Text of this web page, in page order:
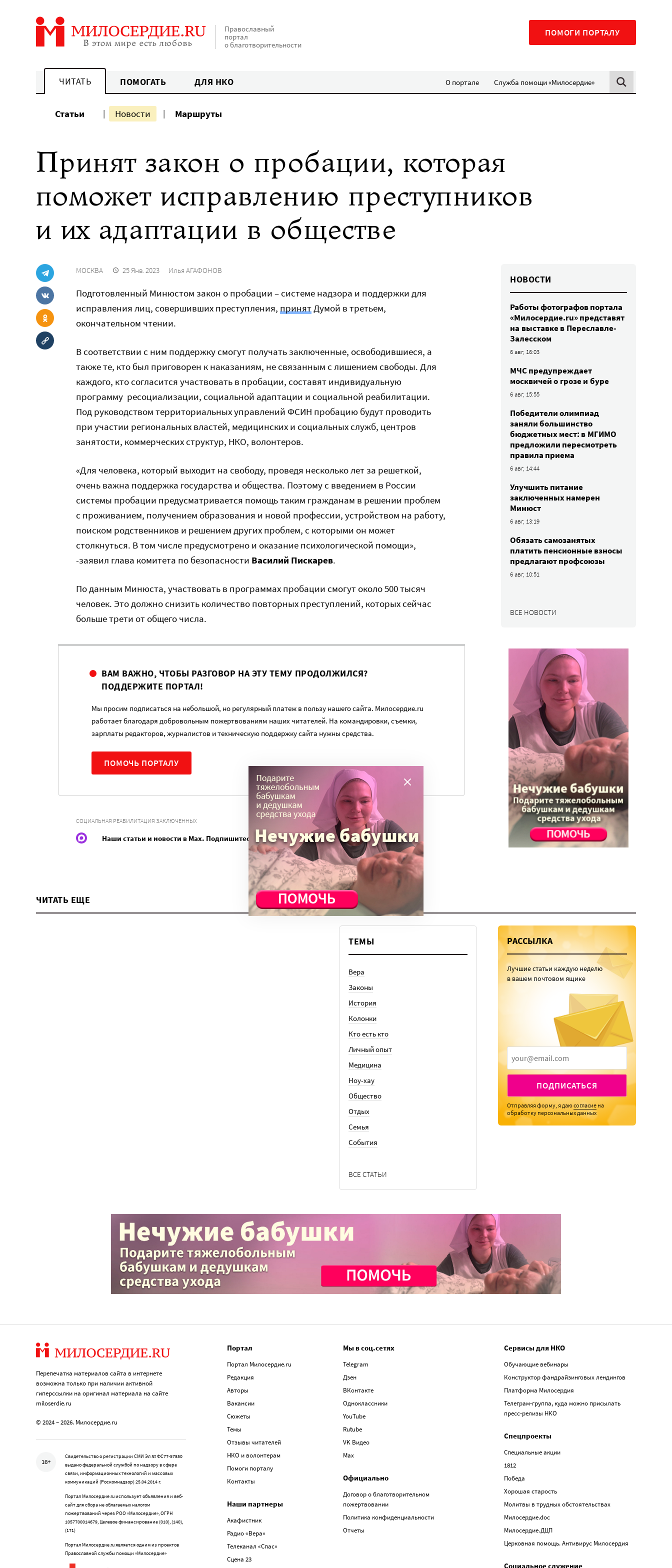
Православный
портал
о благотворительности
ПОМОГИ ПОРТАЛУ
ЧИТАТЬ ПОМОГАТЬ ДЛЯ НКО О портале Служба помощи «Милосердие»
Статьи Новости Маршруты
Принят закон о пробации, которая
поможет исправлению преступников
и их адаптации в обществе
МОСКВА 25 Янв. 2023 Илья АГАФОНОВ
Подготовленный Минюстом закон о пробации – системе надзора и поддержки для
исправления лиц, совершивших преступления, принятДумой в третьем,
окончательном чтении.
В соответствии с ним поддержку смогут получать заключенные, освободившиеся, а
также те, кто был приговорен к наказаниям, не связанным с лишением свободы. Для
каждого, кто согласится участвовать в пробации, составят индивидуальную
программу ресоциализации, социальной адаптации и социальной реабилитации.
Под руководством территориальных управлений ФСИН пробацию будут проводить
при участии региональных властей, медицинских и социальных служб, центров
занятости, коммерческих структур, НКО, волонтеров.
«Для человека, который выходит на свободу, проведя несколько лет за решеткой,
очень важна поддержка государства и общества. Поэтому с введением в России
системы пробации предусматривается помощь таким гражданам в решении проблем
с проживанием, получением образования и новой профессии, устройством на работу,
поиском родственников и решением других проблем, с которыми он может
столкнуться. В том числе предусмотрено и оказание психологической помощи»,
-заявил глава комитета по безопасности Василий Пискарев.
По данным Минюста, участвовать в программах пробации смогут около 500 тысяч
человек. Это должно снизить количество повторных преступлений, которых сейчас
больше трети от общего числа.
ВАМ ВАЖНО, ЧТОБЫ РАЗГОВОР НА ЭТУ ТЕМУ ПРОДОЛЖИЛСЯ?
ПОДДЕРЖИТЕ ПОРТАЛ!
Мы просим подписаться на небольшой, но регулярный платеж в пользу нашего сайта. Милосердие.ru
работает благодаря добровольным пожертвованиям наших читателей. На командировки, съемки,
зарплаты редакторов, журналистов и техническую поддержку сайта нужны средства.
ПОМОЧЬ ПОРТАЛУ
СОЦИАЛЬНАЯ РЕАБИЛИТАЦИЯ ЗАКЛЮЧЕННЫХ
Наши статьи и новости в Max. Подпишитесь
НОВОСТИ
Работы фотографов портала
«Милосердие.ru» представят
на выставке в Переславле-
Залесском
6 авг, 16:03
МЧС предупреждает
москвичей о грозе и буре
6 авг, 15:55
Победители олимпиад
заняли большинство
бюджетных мест: в МГИМО
предложили пересмотреть
правила приема
6 авг, 14:44
Улучшить питание
заключенных намерен
Минюст
6 авг, 13:19
Обязать самозанятых
платить пенсионные взносы
предлагают профсоюзы
6 авг, 10:51
ВСЕ НОВОСТИ
ЧИТАТЬ ЕЩЕ
ТЕМЫ
Вера
Законы
История
Колонки
Кто есть кто
Личный опыт
Медицина
Ноу-хау
Общество
Отдых
Семья
События
ВСЕ СТАТЬИ
РАССЫЛКА
Лучшие статьи каждую неделю
в вашем почтовом ящике
ПОДПИСАТЬСЯ
Отправляя форму, я даюсогласие на
обработку персональных данных
Перепечатка материалов сайта в интернете
возможна только при наличии активной
гиперссылки на оригинал материала на сайте
miloserdie.ru
© 2024 – 2026. Милосердие.ru
16+
Свидетельство о регистрации СМИ Эл № ФС77-57850
выдано федеральной службой по надзору в сфере
связи, информационных технологий и массовых
коммуникаций (Роскомнадзор) 25.04.2014 г.
Портал Милосердие.ru использует объявления и веб-
сайт для сбора не облагаемых налогом
пожертвований через РОО «Милосердие», ОГРН
1057700014679, Целевое финансирование (010), (140),
(171)
Портал Милосердие.ru является одним из проектов
Православной службы помощи «Милосердие»
Портал
Портал Милосердие.ru
Редакция
Авторы
Вакансии
Сюжеты
Темы
Отзывы читателей
НКО и волонтерам
Помоги порталу
Контакты
Наши партнеры
Акафистник
Радио «Вера»
Телеканал «Спас»
Сцена 23
Мы в соц.сетях
Telegram
Дзен
ВКонтакте
Одноклассники
YouTube
Rutube
VK Видео
Max
Официально
Договор о благотворительном
пожертвовании
Политика конфиденциальности
Отчеты
Сервисы для НКО
Обучающие вебинары
Конструктор фандрайзинговых лендингов
Платформа Милосердия
Телеграм-группа, куда можно присылать
пресс-релизы НКО
Спецпроекты
Специальные акции
1812
Победа
Хорошая старость
Молитвы в трудных обстоятельствах
Милосердие.doc
Милосердие.ДЦП
Церковная помощь. Антивирус Милосердия
Социальное служение